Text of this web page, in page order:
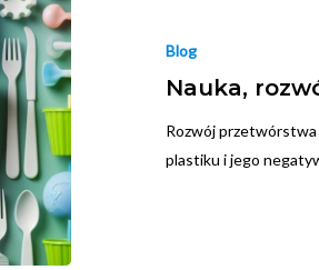
Blog
Nauka,
Rozwój przetwórstwa
plastiku i jego